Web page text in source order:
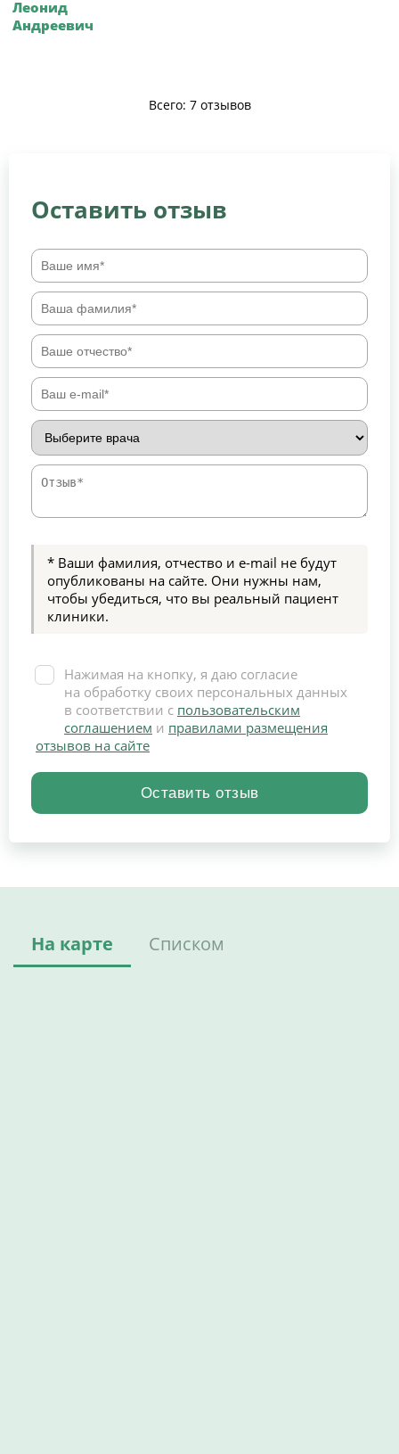
Леонид
Андреевич
Всего: 7 отзывов
Оставить отзыв
* Ваши фамилия, отчество и e-mail не будут
опубликованы на сайте. Они нужны нам,
чтобы убедиться, что вы реальный пациент
клиники.
Нажимая на кнопку, я даю согласие
на обработку своих персональных данных
в соответствии с пользовательским
соглашением и правилами размещения
отзывов на сайте
На карте Списком